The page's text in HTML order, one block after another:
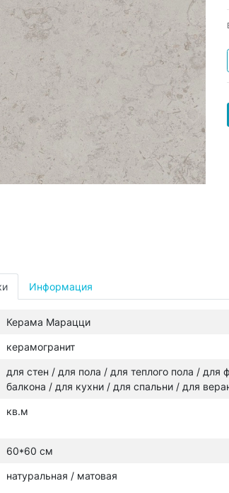
Информация
Керама Марацци
керамогранит
для стен / для пола / для теплого пола /
балкона / для кухни / для спальни / для
кв.м
60*60 см
натуральная / матовая